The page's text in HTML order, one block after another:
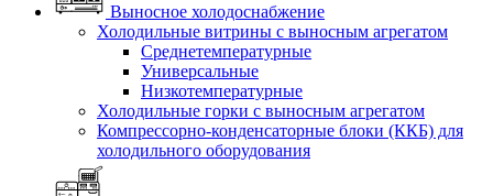
Выносное холодоснабжение
Холодильные витрины с выносным агрегатом
Среднетемпературные
Универсальные
Низкотемпературные
Холодильные горки с выносным агрегатом
Компрессорно-конденсаторные блоки (ККБ) для
холодильного оборудования